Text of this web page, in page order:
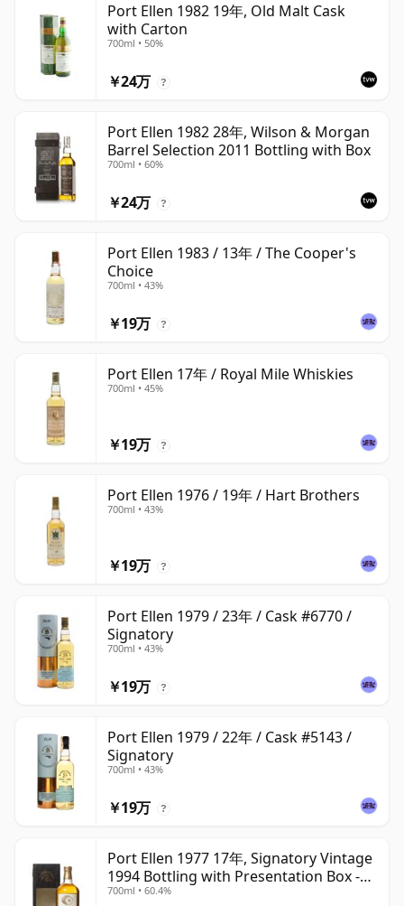
Port Ellen 1982 19年, Old Malt Cask
with Carton
700ml • 50%
￥24万 ?
Port Ellen 1982 28年, Wilson & Morgan
Barrel Selection 2011 Bottling with Box
700ml • 60%
￥24万 ?
Port Ellen 1983 / 13年 / The Cooper's
Choice
700ml • 43%
￥19万 ?
Port Ellen 17年 / Royal Mile Whiskies
700ml • 45%
￥19万 ?
Port Ellen 1976 / 19年 / Hart Brothers
700ml • 43%
￥19万 ?
Port Ellen 1979 / 23年 / Cask #6770 /
Signatory
700ml • 43%
￥19万 ?
Port Ellen 1979 / 22年 / Cask #5143 /
Signatory
700ml • 43%
￥19万 ?
Port Ellen 1977 17年, Signatory Vintage
1994 Bottling with Presentation Box -
Cask 5560
700ml • 60.4%